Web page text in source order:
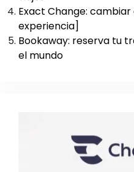
Exact Change:
experiencia]
Bookaway: reserva tu
el mundo